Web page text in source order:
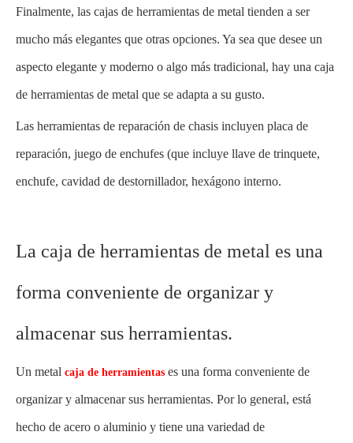
Finalmente, las cajas de herramientas de metal tienden a ser
mucho más elegantes que otras opciones. Ya sea que desee un
aspecto elegante y moderno o algo más tradicional, hay una caja
de herramientas de metal que se adapta a su gusto.
Las herramientas de reparación de chasis incluyen placa de
reparación, juego de enchufes (que incluye llave de trinquete,
enchufe, cavidad de destornillador, hexágono interno.
La caja de herramientas de metal es una
forma conveniente de organizar y
almacenar sus herramientas.
Un metal caja de herramientas es una forma conveniente de
organizar y almacenar sus herramientas. Por lo general, está
hecho de acero o aluminio y tiene una variedad de